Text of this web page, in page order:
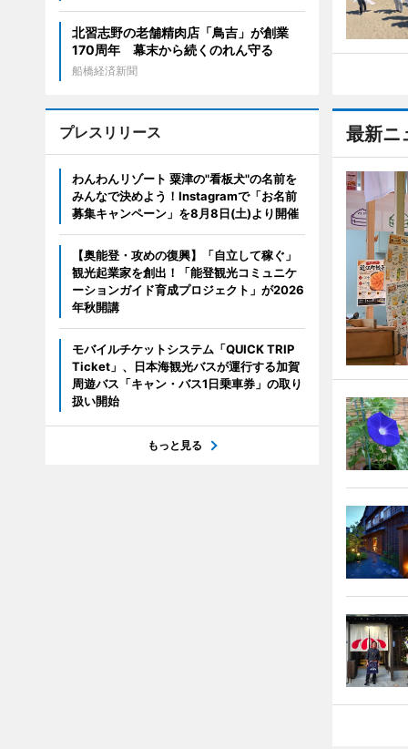
最新ニ
北習志野の老舗精肉店「鳥吉」が創業
170周年 幕末から続くのれん守る
船橋経済新聞
プレスリリース
わんわんリゾート 粟津の"看板犬"の名前を
みんなで決めよう！Instagramで「お名前
募集キャンペーン」を8月8日(土)より開催
【奥能登・攻めの復興】「自立して稼ぐ」
観光起業家を創出！「能登観光コミュニケ
ーションガイド育成プロジェクト」が2026
年秋開講
モバイルチケットシステム「QUICK TRIP
Ticket」、日本海観光バスが運行する加賀
周遊バス「キャン・バス1日乗車券」の取り
扱い開始
もっと見る